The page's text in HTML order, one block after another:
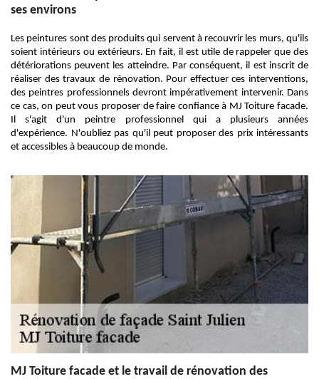
ses environs
Les peintures sont des produits qui servent à recouvrir les murs, qu'ils
soient intérieurs ou extérieurs. En fait, il est utile de rappeler que des
détériorations peuvent les atteindre. Par conséquent, il est inscrit de
réaliser des travaux de rénovation. Pour effectuer ces interventions,
des peintres professionnels devront impérativement intervenir. Dans
ce cas, on peut vous proposer de faire confiance à MJ Toiture facade.
Il s'agit d'un peintre professionnel qui a plusieurs années
d'expérience. N'oubliez pas qu'il peut proposer des prix intéressants
et accessibles à beaucoup de monde.
MJ Toiture facade et le travail de rénovation des